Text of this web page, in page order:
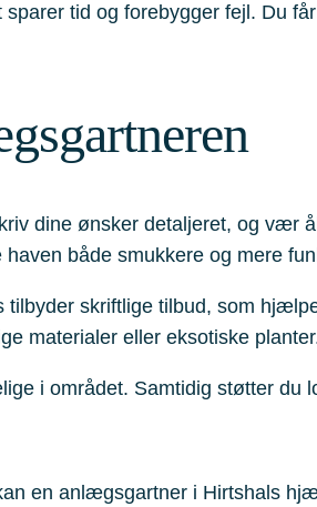
tid og forebygger fejl. Du
dine ønsker detaljeret, og vær
både smukkere og mere
skriftlige tilbud, som
materialer eller eksotiske
i området. Samtidig støtter du
en anlægsgartner i Hirtshals